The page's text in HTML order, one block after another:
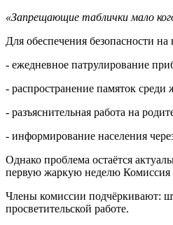
«Запрещающие таблички мало
Для обеспечения безопасности
- ежедневное патрулирование
- распространение памяток среди
- разъяснительная работа на
- информирование населения
Однако проблема остаётся
первую жаркую неделю Комиссия
Члены комиссии подчёркивают:
просветительской работе.